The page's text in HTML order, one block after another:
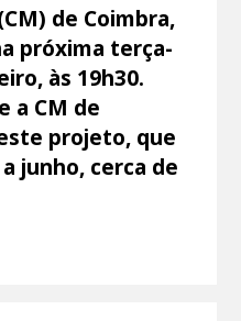
de Coimbra,
próxima terça-
às 19h30.
a CM de
projeto, que
junho, cerca de